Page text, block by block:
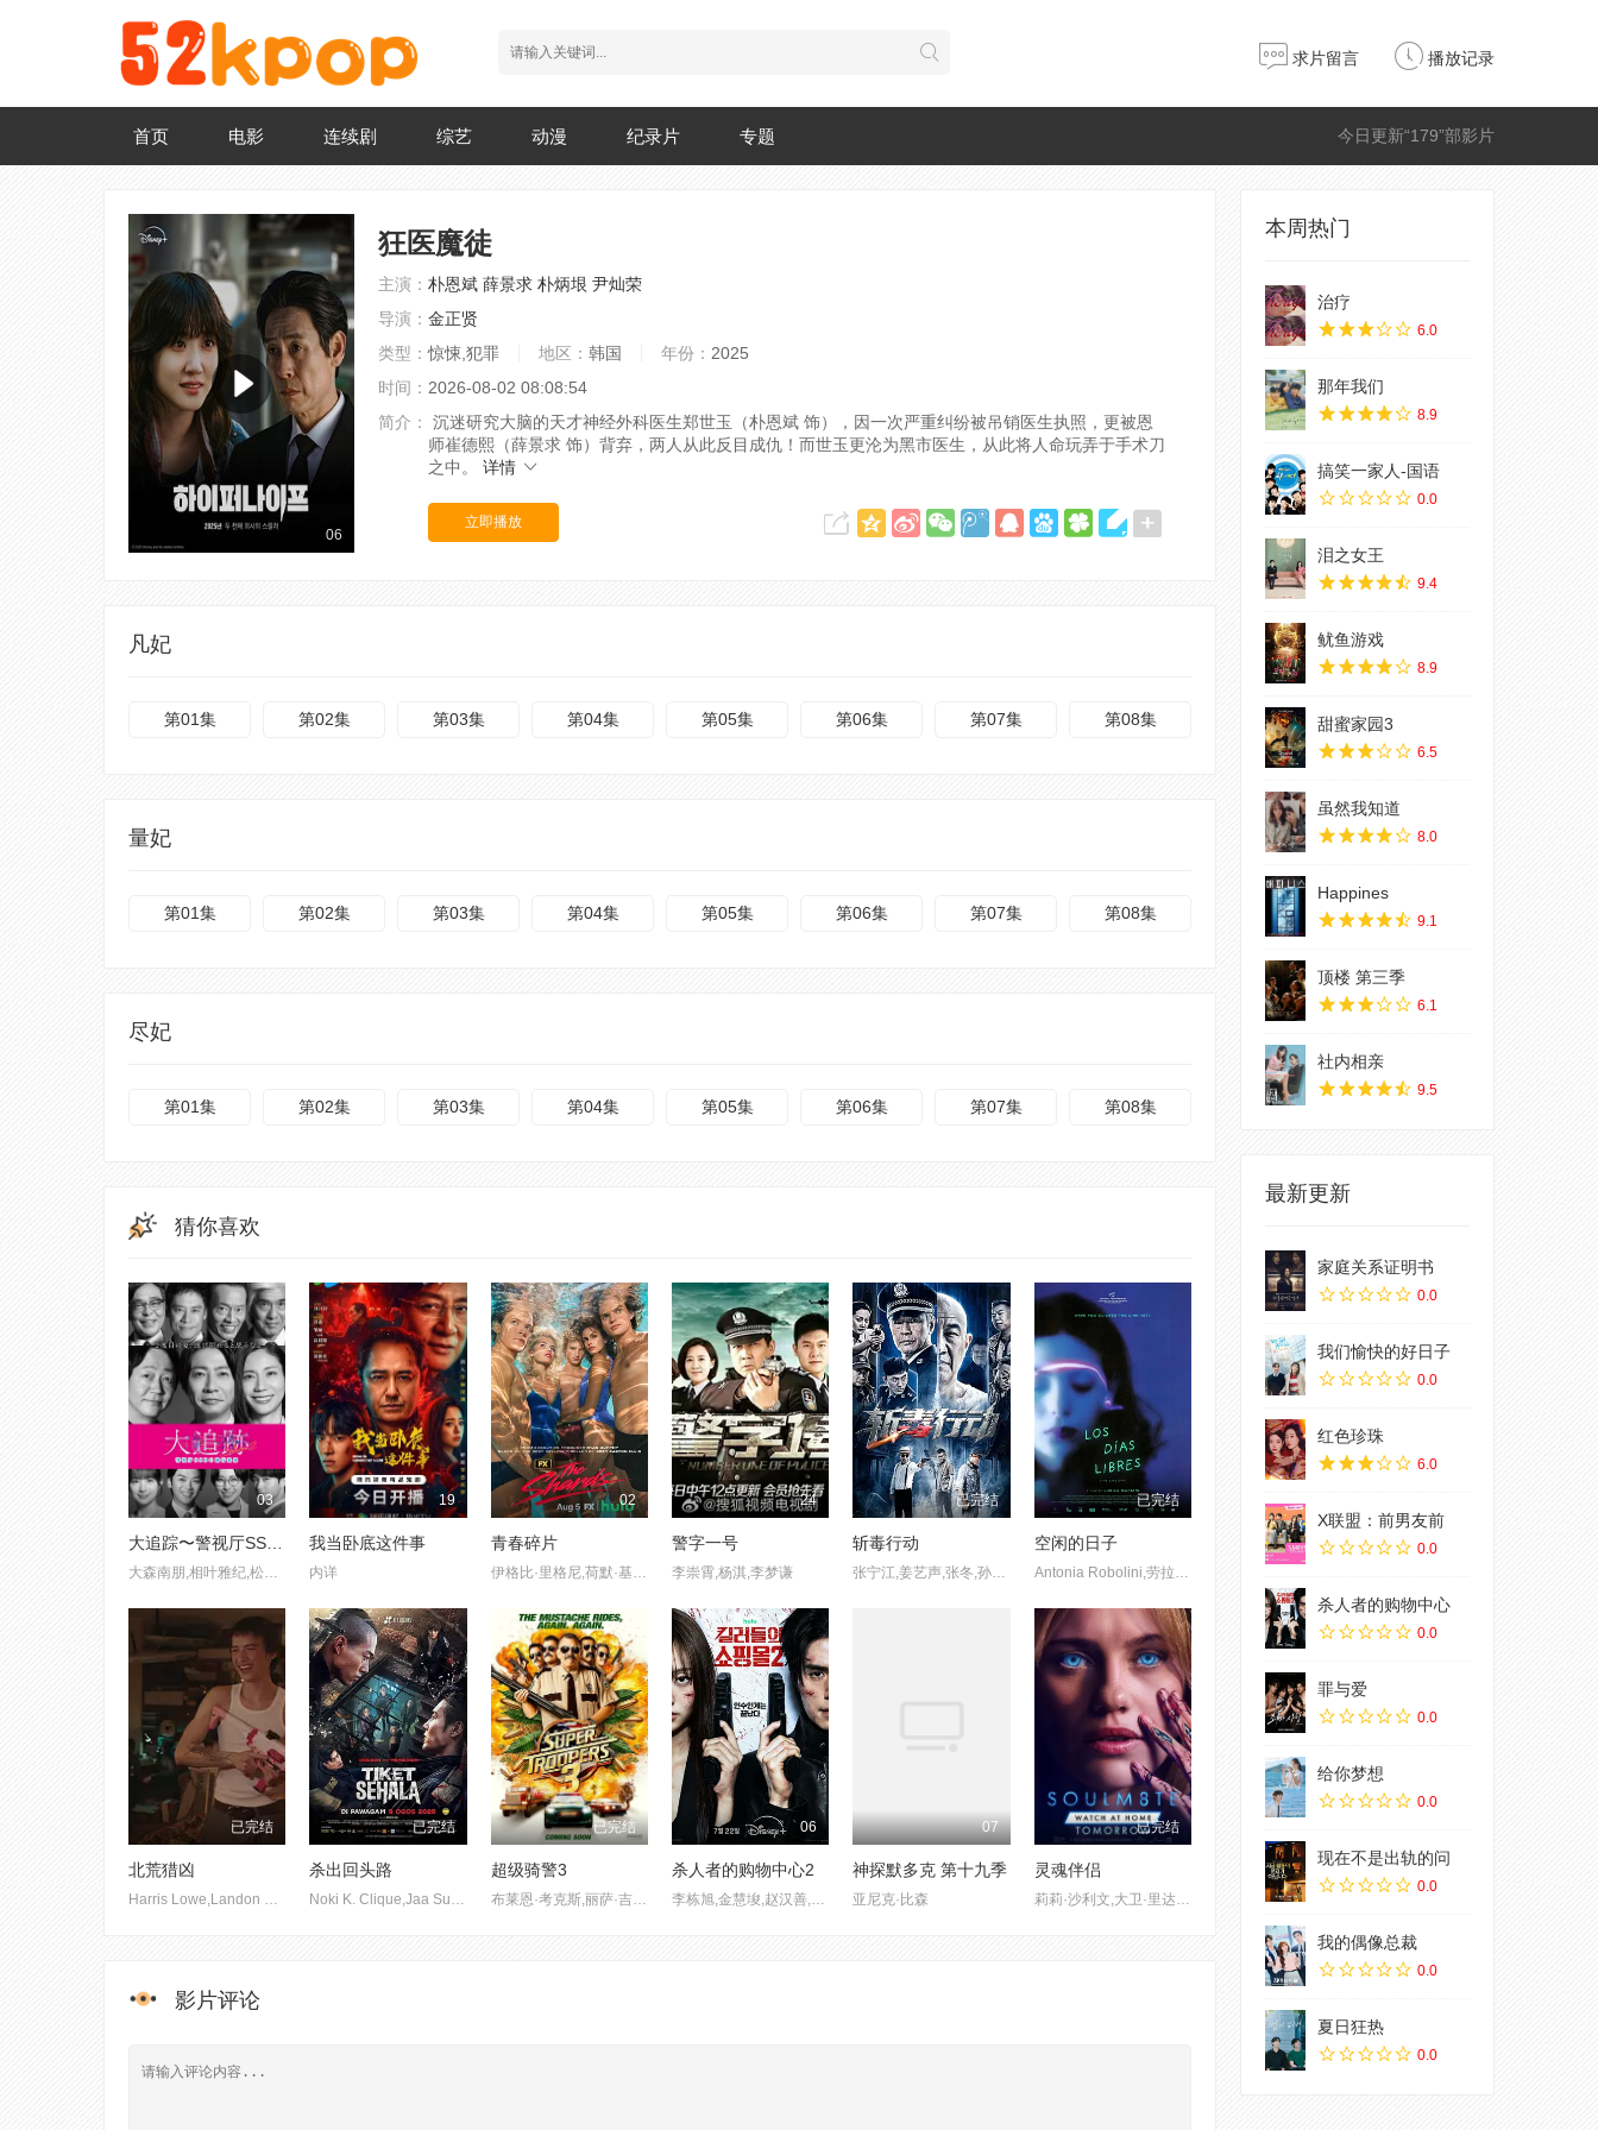
求片留言 播放记录
今日更新“179”部影片
首页 电影 连续剧 综艺 动漫 纪录片 专题
06
狂医魔徒
主演： 朴恩斌 薛景求 朴炳垠 尹灿荣
导演： 金正贤
类型：惊悚,犯罪 地区： 韩国 年份： 2025
时间： 2026-08-02 08:08:54
简介：
沉迷研究大脑的天才神经外科医生郑世玉（朴恩斌 饰），因一次严重纠纷被吊销医生执照，更被恩
师崔德熙（薛景求 饰）背弃，两人从此反目成仇！而世玉更沦为黑市医生，从此将人命玩弄于手术刀
之中。
详情
立即播放
凡妃
第01集 第02集 第03集 第04集 第05集 第06集 第07集 第08集
量妃
第01集 第02集 第03集 第04集 第05集 第06集 第07集 第08集
尽妃
第01集 第02集 第03集 第04集 第05集 第06集 第07集 第08集
猜你喜欢
03
大追踪〜警视厅SSBC强行犯系〜 第二季
大森南朋,相叶雅纪,松下奈绪
19
我当卧底这件事
内详
02
青春碎片
伊格比·里格尼,荷默·基尔,格拉汉姆·坎贝尔,韦斯·本特利,埃文·蕾切尔·伍德,凯雅·基伯,海斯·华纳,Jordan Roth,Sierra Stoliar,丹尼尔·戴尔,克里斯·康纳,Bella Valdes,Constantine Malahias,Cortés Alexander,Aidan Skye Jameson
24
警字一号
李崇霄,杨淇,李梦谦
已完结
斩毒行动
张宁江,姜艺声,张冬,孙祎彤,石兆琪,于荣光,姜超,邵峰,左腾云,张天其,纵昕芸,琪格,池程,赵雷棋,纪海星,黄信纲,胡笑源,程镇,雷景铄,张瑞雪,董轩妤,贾紫倩,王依宁,杨恒
已完结
空闲的日子
Antonia Robolini,劳拉·帕雷德斯,Luiza Quinteiro,Guillermo Berthold
已完结
北荒猎凶
Harris Lowe,Landon Tunold,比安卡·福施特,Dilara Foscht
已完结
杀出回头路
Noki K. Clique,Jaa Suzuran,Ainee Mustafa,Sharifah Sakinah
已完结
超级骑警3
布莱恩·考克斯,丽萨·吉洛伊,蔡斯·克劳福德,汉娜·西蒙尼,杰伊·钱德拉萨卡,凯文·赫夫南,玛莉莎·寇兰,奈特·法松,史蒂夫·雷米,沙基纳·贾弗里,艾瑞克·斯图汉斯克,伊克博·塞巴,保罗·索特,Ana LaMonte,乔恩·鲁德尼茨基
06
杀人者的购物中心2
李栋旭,金慧埈,赵汉善,玄理,冈田将生,郑允荷,金海娜,李泰英,金旻,朴智彬,徐现宇,金俊裴
07
神探默多克 第十九季
亚尼克·比森
已完结
灵魂伴侣
莉莉·沙利文,大卫·里达尔,克劳迪娅·杜米特,阿尔蒂·佛鲁山,伊利亚·库克,马拉·胡夫,西德尼·布莱克波恩,伊莎贝尔·邦弗雷,艾玛·拉莫斯,奥利弗·库珀,尼古拉斯·拉尼,汉娜·玛玛丽斯,加里·赫泽勒,乔丹妮·琼斯,安德鲁·艾斯科夫
影片评论
本周热门
治疗
6.0
那年我们
8.9
搞笑一家人-国语
0.0
泪之女王
9.4
鱿鱼游戏
8.9
甜蜜家园3
6.5
虽然我知道
8.0
Happines
9.1
顶楼 第三季
6.1
社内相亲
9.5
最新更新
家庭关系证明书
0.0
我们愉快的好日子
0.0
红色珍珠
6.0
X联盟：前男友前
0.0
杀人者的购物中心
0.0
罪与爱
0.0
给你梦想
0.0
现在不是出轨的问
0.0
我的偶像总裁
0.0
夏日狂热
0.0